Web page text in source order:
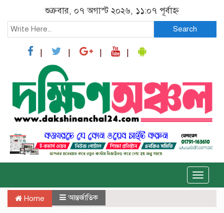
শুক্রবার, ০৭ অগাস্ট ২০২৬, ১১:০৭ পূর্বাহ্ন
Search
Toggle
Home আন্তর্জাতিক